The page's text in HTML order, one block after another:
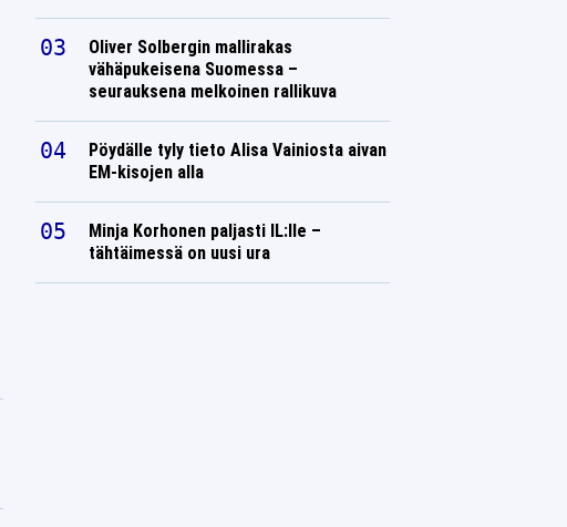
Oliver Solbergin mallirakas
vähäpukeisena Suomessa –
seurauksena melkoinen rallikuva
Pöydälle tyly tieto Alisa Vainiosta aivan
EM-kisojen alla
Minja Korhonen paljasti IL:lle –
tähtäimessä on uusi ura